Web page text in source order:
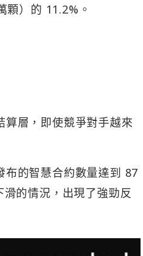
顆）的 11.2%。
層，即使競爭對手越來
的智慧合約數量達到 87
的情況，出現了強勁反